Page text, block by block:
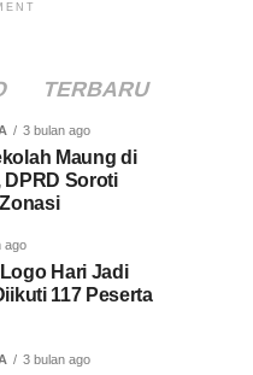
TERBARU
3 bulan ago
Maung di
DPRD Soroti
ago
Hari Jadi
117 Peserta
3 bulan ago